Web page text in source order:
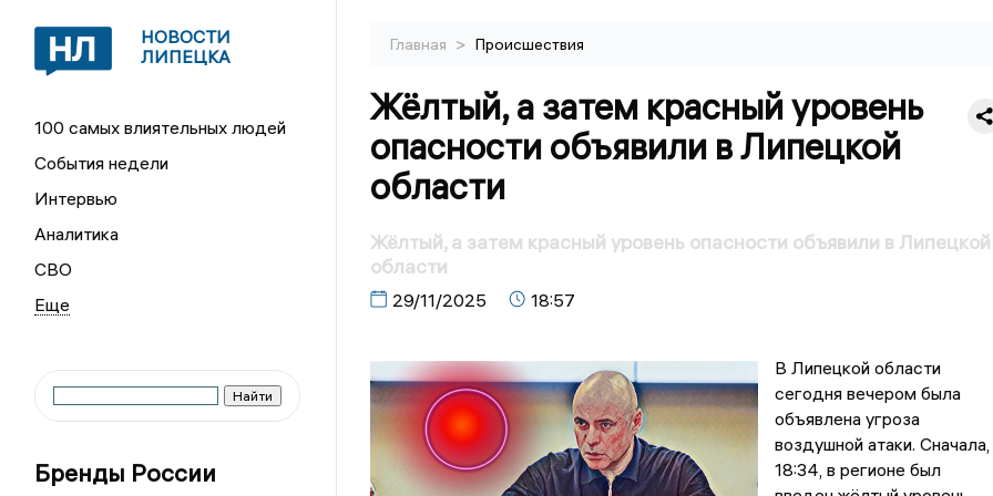
НОВОСТИ
ЛИПЕЦКА
100 самых влиятельных людей
События недели
Интервью
Аналитика
СВО
Бренды России
Главная > Происшествия
Жёлтый, а затем красный уровень
опасности объявили в Липецкой
области
Жёлтый, а затем красный уровень опасности объявили в Липецкой
области
29/11/2025 18:57
В Липецкой области
сегодня вечером была
объявлена угроза
воздушной атаки. Сначала,
18:34, в регионе был